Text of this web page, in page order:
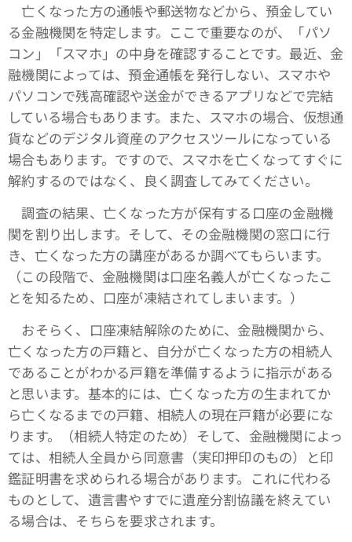
亡くなった方の通帳や郵送物などから、預金してい
る金融機関を特定します。ここで重要なのが、「パソ
コン」「スマホ」の中身を確認することです。最近、金
融機関によっては、預金通帳を発行しない、スマホや
パソコンで残高確認や送金ができるアプリなどで完結
している場合もあります。また、スマホの場合、仮想通
貨などのデジタル資産のアクセスツールになっている
場合もあります。ですので、スマホを亡くなってすぐに
解約するのではなく、良く調査してみてください。
調査の結果、亡くなった方が保有する口座の金融機
関を割り出します。そして、その金融機関の窓口に行
き、亡くなった方の講座があるか調べてもらいます。
（この段階で、金融機関は口座名義人が亡くなったこ
とを知るため、口座が凍結されてしまいます。）
おそらく、口座凍結解除のために、金融機関から、
亡くなった方の戸籍と、自分が亡くなった方の相続人
であることがわかる戸籍を準備するように指示がある
と思います。基本的には、亡くなった方の生まれてか
ら亡くなるまでの戸籍、相続人の現在戸籍が必要にな
ります。（相続人特定のため）そして、金融機関によっ
ては、相続人全員から同意書（実印押印のもの）と印
鑑証明書を求められる場合があります。これに代わる
ものとして、遺言書やすでに遺産分割協議を終えてい
る場合は、そちらを要求されます。